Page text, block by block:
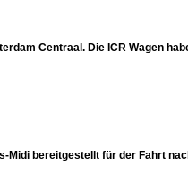
Centraal. Die ICR Wagen
Midi bereitgestellt für der Fahrt